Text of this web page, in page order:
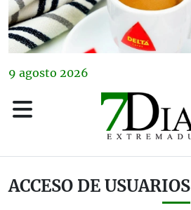
9 agosto 2026
ACCESO DE USUARIOS